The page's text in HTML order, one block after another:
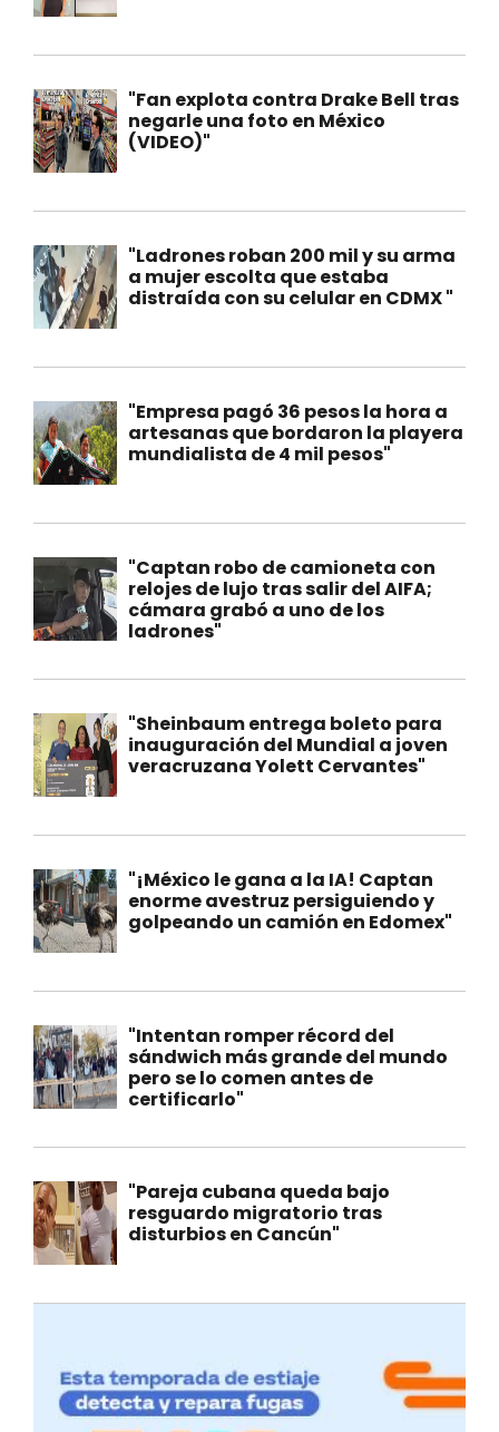
"Fan explota contra Drake Bell tras
negarle una foto en México
(VIDEO)"
"Ladrones roban 200 mil y su arma
a mujer escolta que estaba
distraída con su celular en CDMX "
"Empresa pagó 36 pesos la hora a
artesanas que bordaron la playera
mundialista de 4 mil pesos"
"Captan robo de camioneta con
relojes de lujo tras salir del AIFA;
cámara grabó a uno de los
ladrones"
"Sheinbaum entrega boleto para
inauguración del Mundial a joven
veracruzana Yolett Cervantes"
"¡México le gana a la IA! Captan
enorme avestruz persiguiendo y
golpeando un camión en Edomex"
"Intentan romper récord del
sándwich más grande del mundo
pero se lo comen antes de
certificarlo"
"Pareja cubana queda bajo
resguardo migratorio tras
disturbios en Cancún"